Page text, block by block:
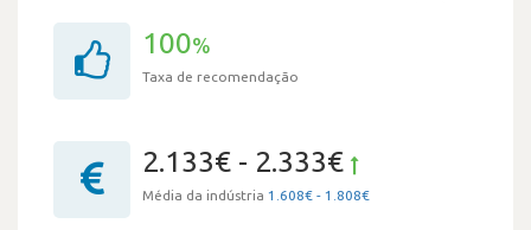
100%
Taxa de recomendação
2.133€ - 2.333€
Média da indústria 1.608€ - 1.808€